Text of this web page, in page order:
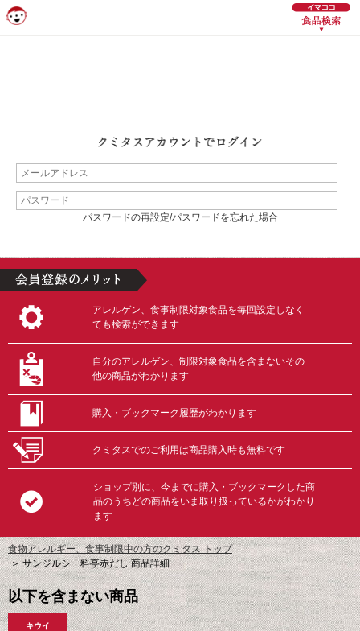
パスワードの再設定/パスワードを忘れた場合
アレルゲン、食事制限対象食品を毎回設定しなく
ても検索ができます
自分のアレルゲン、制限対象食品を含まないその
他の商品がわかります
購入・ブックマーク履歴がわかります
クミタスでのご利用は商品購入時も無料です
ショップ別に、今までに購入・ブックマークした商
品のうちどの商品をいま取り扱っているかがわかり
ます
食物アレルギー、食事制限中の方のクミタス トップ
＞サンジルシ 料亭赤だし 商品詳細
以下を含まない商品
キウイ